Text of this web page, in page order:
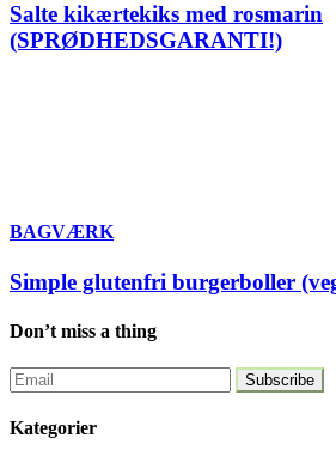
Salte kikærtekiks med rosmarin
(SPRØDHEDSGARANTI!)
BAGVÆRK
Simple glutenfri burgerboller
Don’t miss a thing
Kategorier